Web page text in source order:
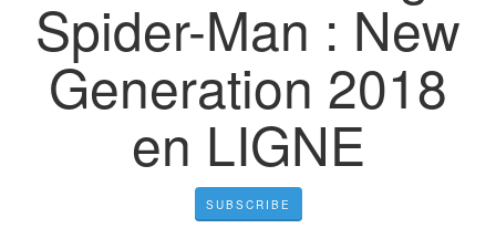
Spider-Man : New
Generation 2018
en LIGNE
SUBSCRIBE